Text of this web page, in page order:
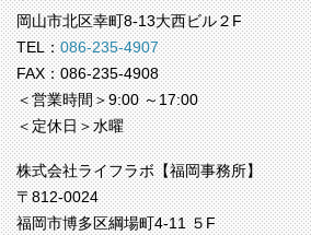
岡山市北区幸町8-13大西ビル２F
TEL：086-235-4907
FAX：086-235-4908
＜営業時間＞9:00 ～17:00
＜定休日＞水曜
株式会社ライフラボ【福岡事務所】
〒812-0024
福岡市博多区綱場町4-11 ５F